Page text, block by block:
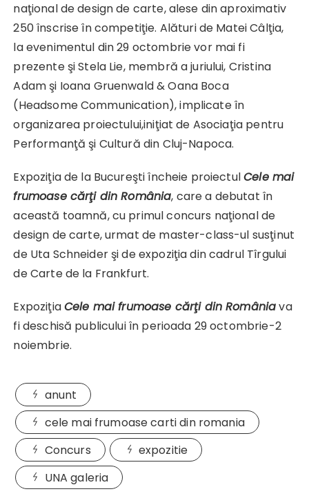
naţional de design de carte, alese din aproximativ
250 înscrise în competiţie. Alături de Matei Câlţia,
la evenimentul din 29 octombrie vor mai fi
prezente şi Stela Lie, membră a juriului, Cristina
Adam şi Ioana Gruenwald & Oana Boca
(Headsome Communication), implicate în
organizarea proiectului,iniţiat de Asociaţia pentru
Performanţă şi Cultură din Cluj-Napoca.
Expoziţia de la Bucureşti încheie proiectulCele mai
frumoase cărţi din România, care a debutat în
această toamnă, cu primul concurs naţional de
design de carte, urmat de master-class-ul susţinut
de Uta Schneider şi de expoziţia din cadrul Tîrgului
de Carte de la Frankfurt.
ExpoziţiaCele mai frumoase cărţi din Româniava
fi deschisă publicului în perioada 29 octombrie-2
noiembrie.
anunt
cele mai frumoase carti din romania
Concurs
expozitie
UNA galeria